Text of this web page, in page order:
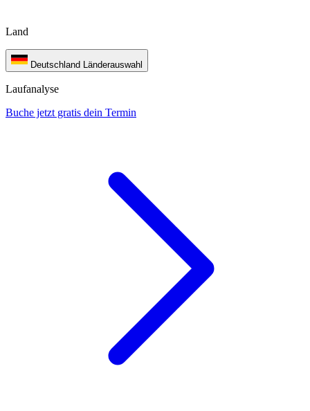
Land
Deutschland Länderauswahl
Laufanalyse
Buche jetzt gratis dein Termin